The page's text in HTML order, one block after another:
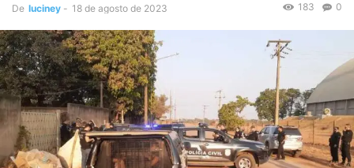
De luciney - 18 de agosto de 2023 0
183